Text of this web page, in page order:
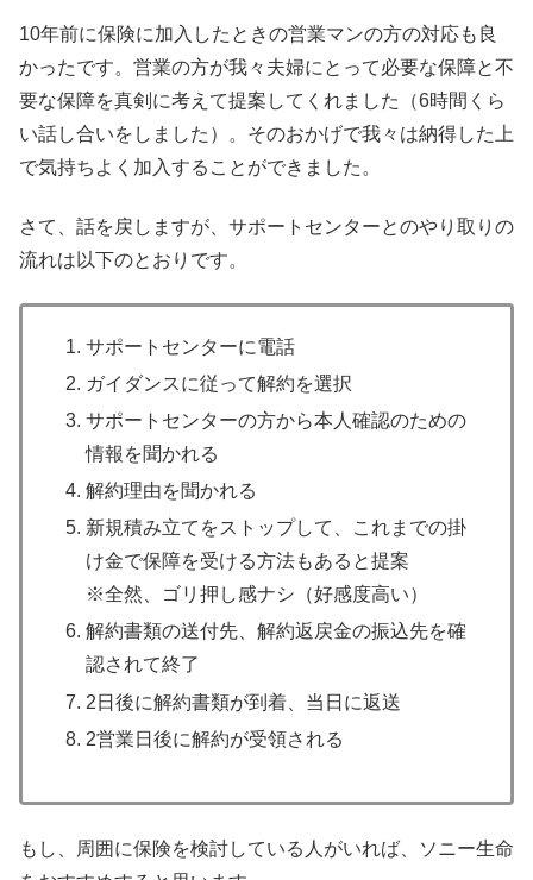
10年前に保険に加入したときの営業マンの方の対応も良
かったです。営業の方が我々夫婦にとって必要な保障と不
要な保障を真剣に考えて提案してくれました（6時間くら
い話し合いをしました）。そのおかげで我々は納得した上
で気持ちよく加入することができました。
さて、話を戻しますが、サポートセンターとのやり取りの
流れは以下のとおりです。
サポートセンターに電話
ガイダンスに従って解約を選択
サポートセンターの方から本人確認のための
情報を聞かれる
解約理由を聞かれる
新規積み立てをストップして、これまでの掛
け金で保障を受ける方法もあると提案
※全然、ゴリ押し感ナシ（好感度高い）
解約書類の送付先、解約返戻金の振込先を確
認されて終了
2日後に解約書類が到着、当日に返送
2営業日後に解約が受領される
もし、周囲に保険を検討している人がいれば、ソニー生命